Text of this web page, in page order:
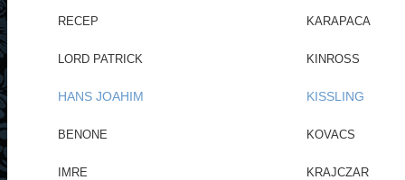
RECEP KARAPACA
LORD PATRICK KINROSS
HANS JOAHIM KISSLING
BENONE KOVACS
IMRE KRAJCZAR